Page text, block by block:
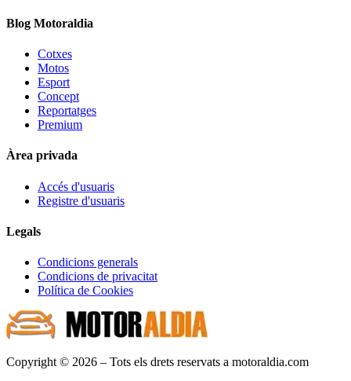
Blog Motoraldia
Cotxes
Motos
Esport
Concept
Reportatges
Premium
Àrea privada
Accés d'usuaris
Registre d'usuaris
Legals
Condicions generals
Condicions de privacitat
Política de Cookies
Copyright © 2026 – Tots els drets reservats a motoraldia.com